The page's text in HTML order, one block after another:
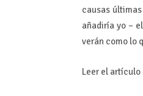
causas
añadiría yo –
verán como lo
Leer el